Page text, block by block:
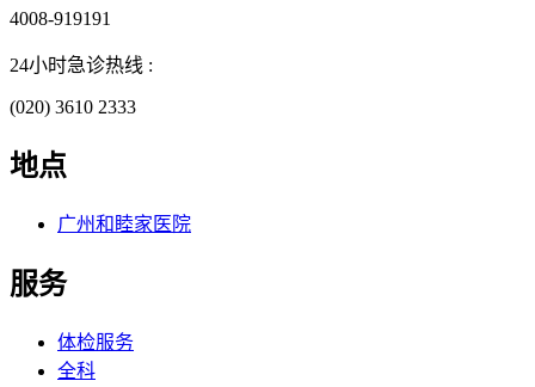
4008-919191
24小时急诊热线 :
(020) 3610 2333
地点
广州和睦家医院
服务
体检服务
全科